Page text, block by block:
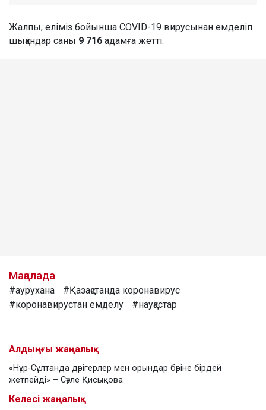
Жалпы, еліміз бойынша COVID-19 вирусынан емделіп
шыққандар саны 9 716 адамға жетті.
Мақалада
#аурухана
#Қазақстанда коронавирус
#коронавирустан емделу
#науқастар
Алдыңғы жаңалық
«Нұр-Сұлтанда дәрігерлер мен орындар бәріне бірдей
жетпейді» – Сәуле Қисықова
Келесі жаңалық